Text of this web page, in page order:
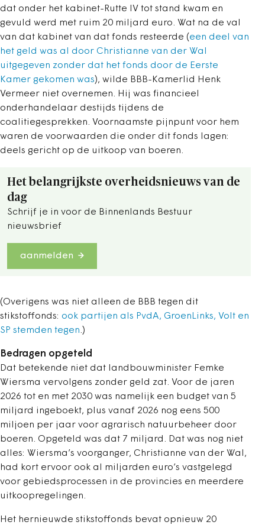
dat onder het kabinet-Rutte IV tot stand kwam en
gevuld werd met ruim 20 miljard euro. Wat na de val
van dat kabinet van dat fonds resteerde (een deel van
het geld was al door Christianne van der Wal
uitgegeven zonder dat het fonds door de Eerste
Kamer gekomen was), wilde BBB-Kamerlid Henk
Vermeer niet overnemen. Hij was financieel
onderhandelaar destijds tijdens de
coalitiegesprekken. Voornaamste pijnpunt voor hem
waren de voorwaarden die onder dit fonds lagen:
deels gericht op de uitkoop van boeren.
Het belangrijkste overheidsnieuws van de
dag
Schrijf je in voor de Binnenlands Bestuur
nieuwsbrief
aanmelden
(Overigens was niet alleen de BBB tegen dit
stikstoffonds: ook partijen als PvdA, GroenLinks, Volt en
SP stemden tegen.)
Bedragen opgeteld
Dat betekende niet dat landbouwminister Femke
Wiersma vervolgens zonder geld zat. Voor de jaren
2026 tot en met 2030 was namelijk een budget van 5
miljard ingeboekt, plus vanaf 2026 nog eens 500
miljoen per jaar voor agrarisch natuurbeheer door
boeren. Opgeteld was dat 7 miljard. Dat was nog niet
alles: Wiersma’s voorganger, Christianne van der Wal,
had kort ervoor ook al miljarden euro’s vastgelegd
voor gebiedsprocessen in de provincies en meerdere
uitkoopregelingen.
Het hernieuwde stikstoffonds bevat opnieuw 20